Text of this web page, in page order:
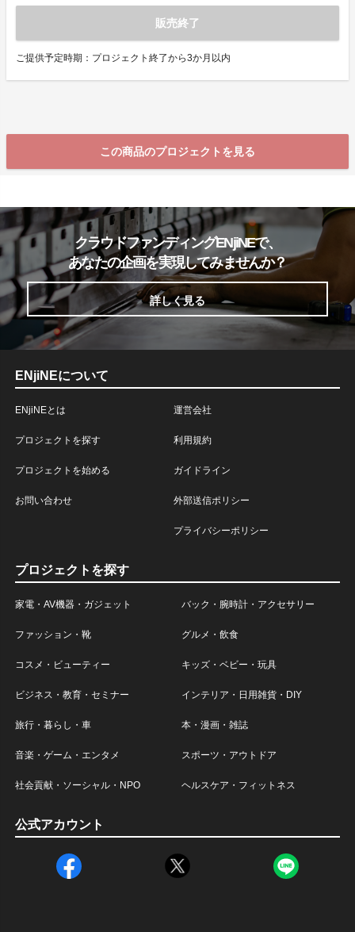
販売終了
ご提供予定時期：プロジェクト終了から3か月以内
この商品のプロジェクトを見る
クラウドファンディングENjiNEで、
あなたの企画を実現してみませんか？
詳しく見る
ENjiNEについて
ENjiNEとは
プロジェクトを探す
プロジェクトを始める
お問い合わせ
運営会社
利用規約
ガイドライン
外部送信ポリシー
プライバシーポリシー
プロジェクトを探す
家電・AV機器・ガジェット バック・腕時計・アクセサリー
ファッション・靴 グルメ・飲食
コスメ・ビューティー キッズ・ベビー・玩具
ビジネス・教育・セミナー インテリア・日用雑貨・DIY
旅行・暮らし・車 本・漫画・雑誌
音楽・ゲーム・エンタメ スポーツ・アウトドア
社会貢献・ソーシャル・NPO ヘルスケア・フィットネス
公式アカウント